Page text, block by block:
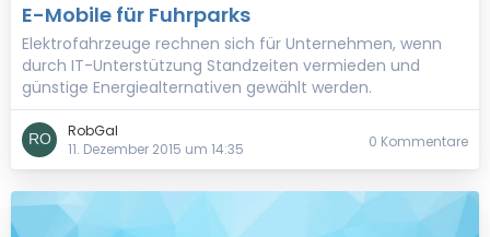
E-Mobile für Fuhrparks
Elektrofahrzeuge rechnen sich für Unternehmen, wenn
durch IT-Unterstützung Standzeiten vermieden und
günstige Energiealternativen gewählt werden.
RobGal
11. Dezember 2015 um 14:35
0 Kommentare